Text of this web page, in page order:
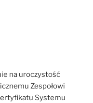
na uroczystość
Zespołowi
Systemu